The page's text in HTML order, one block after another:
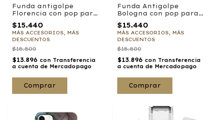
Funda antigolpe
Florencia con pop para
Motorola
$15.440
MÁS ACCESORIOS, MÁS
DESCUENTOS
$18.800
$13.896 con Transferencia
a cuenta de Mercadopago
Comprar
Funda Antigolpe
Bologna con pop para
$15.440
MÁS ACCESORIOS, MÁS
DESCUENTOS
$18.800
$13.896 con Transferencia
a cuenta de Mercadopago
Comprar